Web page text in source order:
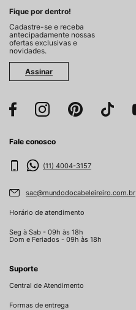
Fique por dentro!
Cadastre-se e receba
antecipadamente nossas
ofertas exclusivas e
novidades.
Assinar
Fale conosco
(11) 4004-3157
sac@mundodocabeleireiro.com.br
Horário de atendimento
Seg à Sab - 09h às 18h
Dom e Feriados - 09h às 18h
Suporte
Central de Atendimento
Formas de entrega